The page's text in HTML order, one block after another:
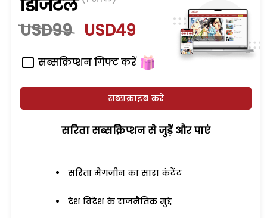
डिजिटल
USD99 USD49
सब्सक्रिप्शन गिफ्ट करें
सब्सक्राइब करें
सरिता सब्सक्रिप्शन से जुड़ेें और पाएं
सरिता मैगजीन का सारा कंटेंट
देश विदेश के राजनैतिक मुद्दे